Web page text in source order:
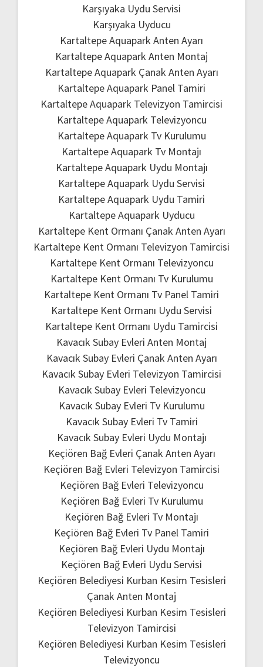
Karşıyaka Uydu Servisi
Karşıyaka Uyducu
Kartaltepe Aquapark Anten Ayarı
Kartaltepe Aquapark Anten Montaj
Kartaltepe Aquapark Çanak Anten Ayarı
Kartaltepe Aquapark Panel Tamiri
Kartaltepe Aquapark Televizyon Tamircisi
Kartaltepe Aquapark Televizyoncu
Kartaltepe Aquapark Tv Kurulumu
Kartaltepe Aquapark Tv Montajı
Kartaltepe Aquapark Uydu Montajı
Kartaltepe Aquapark Uydu Servisi
Kartaltepe Aquapark Uydu Tamiri
Kartaltepe Aquapark Uyducu
Kartaltepe Kent Ormanı Çanak Anten Ayarı
Kartaltepe Kent Ormanı Televizyon Tamircisi
Kartaltepe Kent Ormanı Televizyoncu
Kartaltepe Kent Ormanı Tv Kurulumu
Kartaltepe Kent Ormanı Tv Panel Tamiri
Kartaltepe Kent Ormanı Uydu Servisi
Kartaltepe Kent Ormanı Uydu Tamircisi
Kavacık Subay Evleri Anten Montaj
Kavacık Subay Evleri Çanak Anten Ayarı
Kavacık Subay Evleri Televizyon Tamircisi
Kavacık Subay Evleri Televizyoncu
Kavacık Subay Evleri Tv Kurulumu
Kavacık Subay Evleri Tv Tamiri
Kavacık Subay Evleri Uydu Montajı
Keçiören Bağ Evleri Çanak Anten Ayarı
Keçiören Bağ Evleri Televizyon Tamircisi
Keçiören Bağ Evleri Televizyoncu
Keçiören Bağ Evleri Tv Kurulumu
Keçiören Bağ Evleri Tv Montajı
Keçiören Bağ Evleri Tv Panel Tamiri
Keçiören Bağ Evleri Uydu Montajı
Keçiören Bağ Evleri Uydu Servisi
Keçiören Belediyesi Kurban Kesim Tesisleri
Çanak Anten Montaj
Keçiören Belediyesi Kurban Kesim Tesisleri
Televizyon Tamircisi
Keçiören Belediyesi Kurban Kesim Tesisleri
Televizyoncu